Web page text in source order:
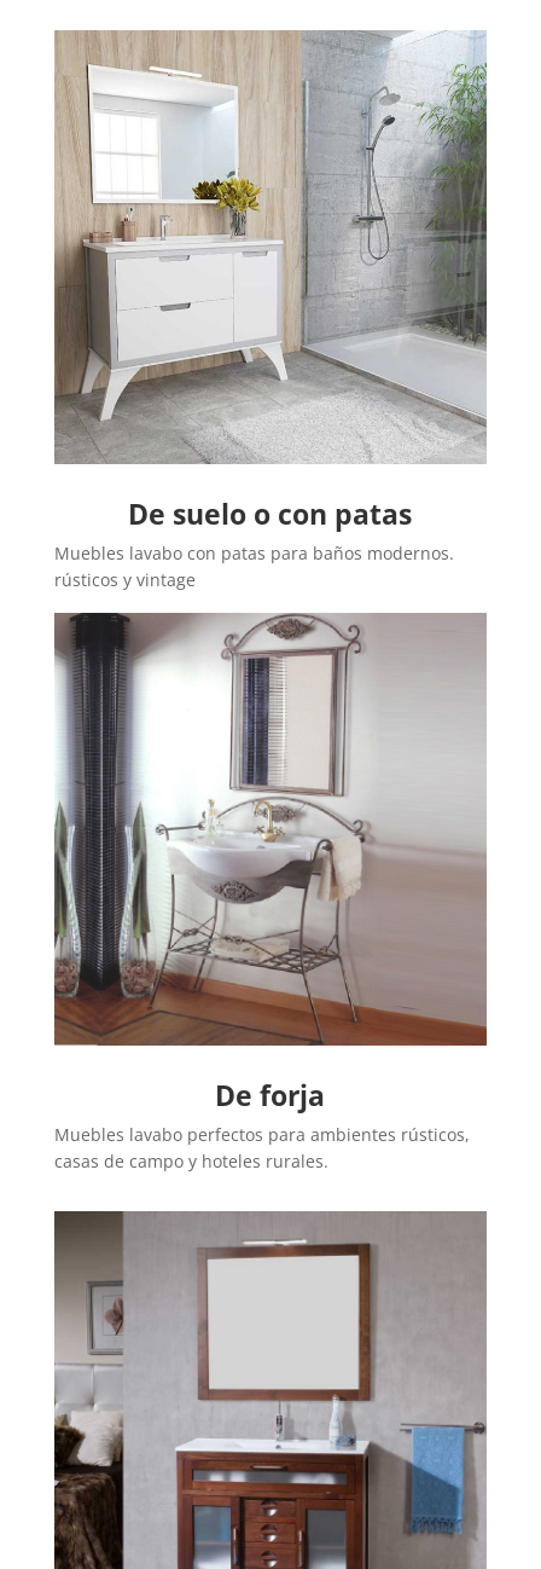
De suelo o con patas
Muebles lavabo con patas para baños modernos.
rústicos y vintage
De forja
Muebles lavabo perfectos para ambientes rústicos,
casas de campo y hoteles rurales.